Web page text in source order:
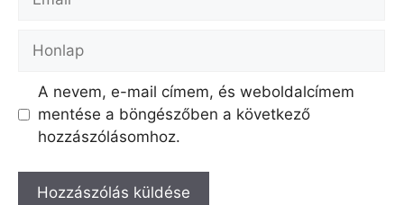
Honlap
A nevem, e-mail címem, és weboldalcímem
mentése a böngészőben a következő
hozzászólásomhoz.